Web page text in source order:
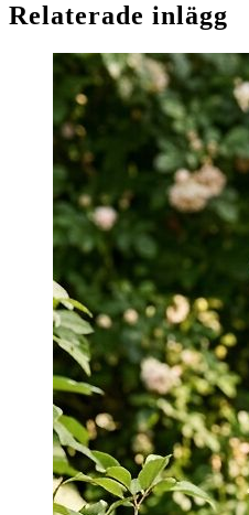
Relaterade inlägg